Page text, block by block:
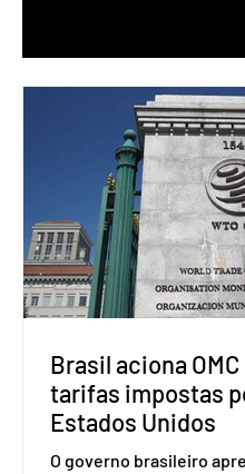
Brasil aciona
tarifas impostas
Estados Unidos
O governo brasileiro